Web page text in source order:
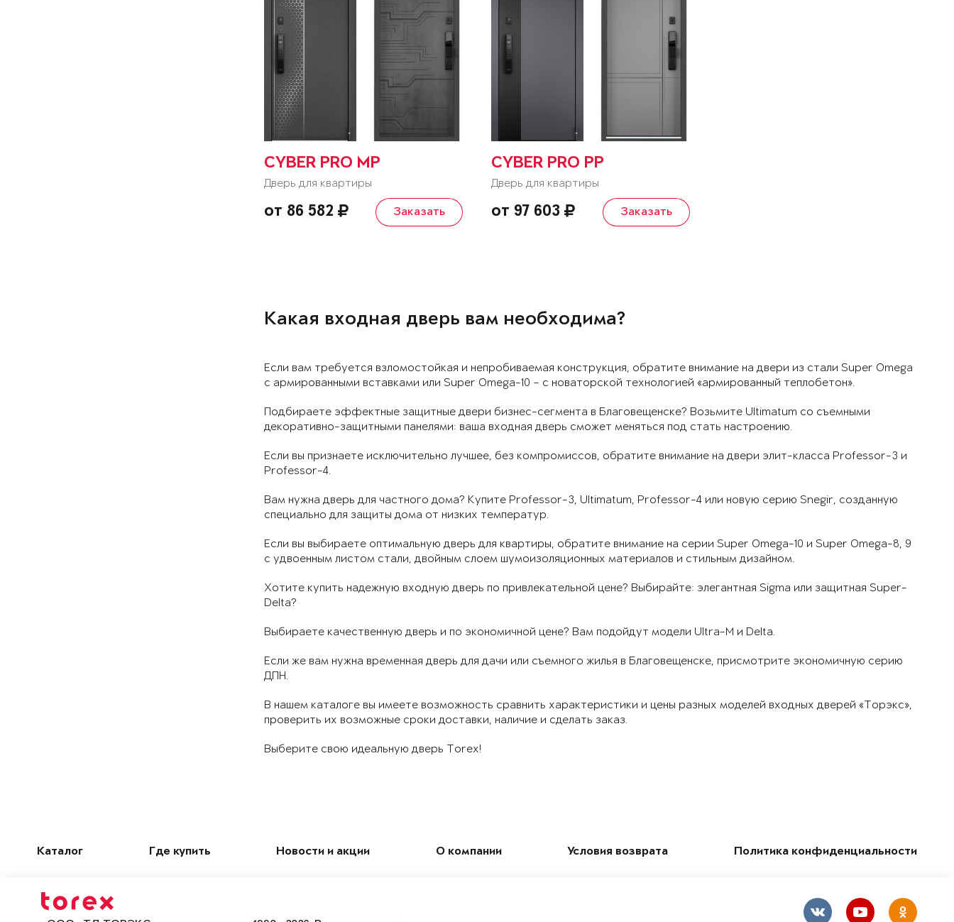
CYBER PRO MP
Дверь для квартиры
от 86 582 Заказать
CYBER PRO PP
Дверь для квартиры
от 97 603 Заказать
Какая входная дверь вам необходима?
Если вам требуется взломостойкая и непробиваемая конструкция, обратите внимание на двери из стали Super Omega
с армированными вставками или Super Omega-10 – с новаторской технологией «армированный теплобетон».
Подбираете эффектные защитные двери бизнес-сегмента в Благовещенске? Возьмите Ultimatum со съемными
декоративно-защитными панелями: ваша входная дверь сможет меняться под стать настроению.
Если вы признаете исключительно лучшее, без компромиссов, обратите внимание на двери элит-класса Professor-3 и
Professor-4.
Вам нужна дверь для частного дома? Купите Professor-3, Ultimatum, Professor-4 или новую серию Snegir, созданную
специально для защиты дома от низких температур.
Если вы выбираете оптимальную дверь для квартиры, обратите внимание на серии Super Omega-10 и Super Omega-8, 9
с удвоенным листом стали, двойным слоем шумоизоляционных материалов и стильным дизайном.
Хотите купить надежную входную дверь по привлекательной цене? Выбирайте: элегантная Sigma или защитная Super-
Delta?
Выбираете качественную дверь и по экономичной цене? Вам подойдут модели Ultra-M и Delta.
Если же вам нужна временная дверь для дачи или съемного жилья в Благовещенске, присмотрите экономичную серию
ДПН.
В нашем каталоге вы имеете возможность сравнить характеристики и цены разных моделей входных дверей «Торэкс»,
проверить их возможные сроки доставки, наличие и сделать заказ.
Выберите свою идеальную дверь Torex!
Каталог Где купить Новости и акции О компании Условия возврата Политика конфиденциальности